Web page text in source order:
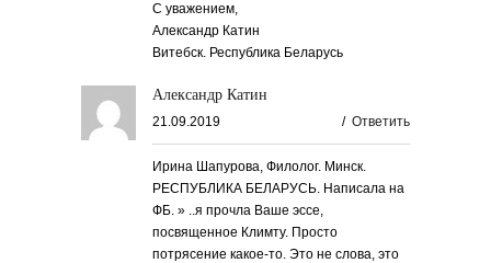
С уважением,
Александр Катин
Витебск. Республика Беларусь
Александр Катин
21.09.2019 / Ответить
Ирина Шапурова, Филолог. Минск.
РЕСПУБЛИКА БЕЛАРУСЬ. Написала на
ФБ. » ..я прочла Ваше эссе,
посвященное Климту. Просто
потрясение какое-то. Это не слова, это